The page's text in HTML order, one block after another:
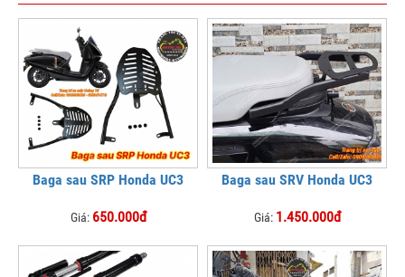
Baga sau SRP Honda UC3
Giá: 650.000đ
Baga sau SRV Honda UC3
Giá: 1.450.000đ